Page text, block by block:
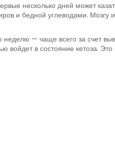
несколько дней может
и бедной углеводами.
— чаще всего за счет
войдет в состояние кетоза.